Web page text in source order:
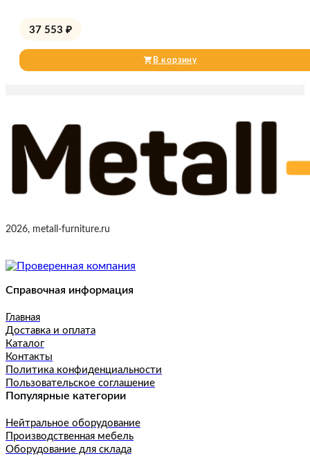
37 553 ₽
В корзину
2026, metall-furniture.ru
Справочная информация
Главная
Доставка и оплата
Каталог
Контакты
Политика конфиденциальности
Пользовательское соглашение
Популярные категории
Нейтральное оборудование
Производственная мебель
Оборудование для склада